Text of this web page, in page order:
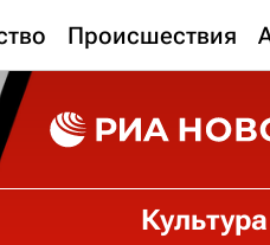
Происшествия
Культура